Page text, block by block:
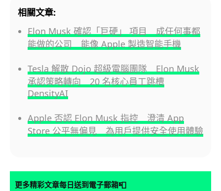
相關文章:
Elon Musk 確認「巨硬」 項目 成任何事都
能做的公司 能像 Apple 製造智能手機
Tesla 解散 Dojo 超級電腦團隊 Elon Musk
承認策略轉向 20 名核心員工跳槽
DensityAI
Apple 否認 Elon Musk 指控 澄清 App
Store 公平無偏見 為用戶提供安全使用體驗
更多精彩文章每日送到電子郵箱📮